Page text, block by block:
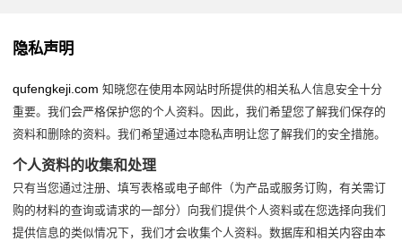
隐私声明
qufengkeji.com 知晓您在使用本网站时所提供的相关私人信息安全十分
重要。我们会严格保护您的个人资料。因此，我们希望您了解我们保存的
资料和删除的资料。我们希望通过本隐私声明让您了解我们的安全措施。
个人资料的收集和处理
只有当您通过注册、填写表格或电子邮件（为产品或服务订购，有关需订
购的材料的查询或请求的一部分）向我们提供个人资料或在您选择向我们
提供信息的类似情况下，我们才会收集个人资料。数据库和相关内容由本